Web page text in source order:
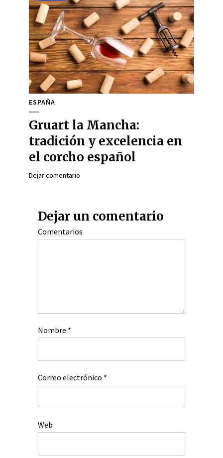
ESPAÑA
Gruart la Mancha:
tradición y excelencia en
el corcho español
Dejar comentario
Dejar un comentario
Comentarios
Nombre *
Correo electrónico *
Web